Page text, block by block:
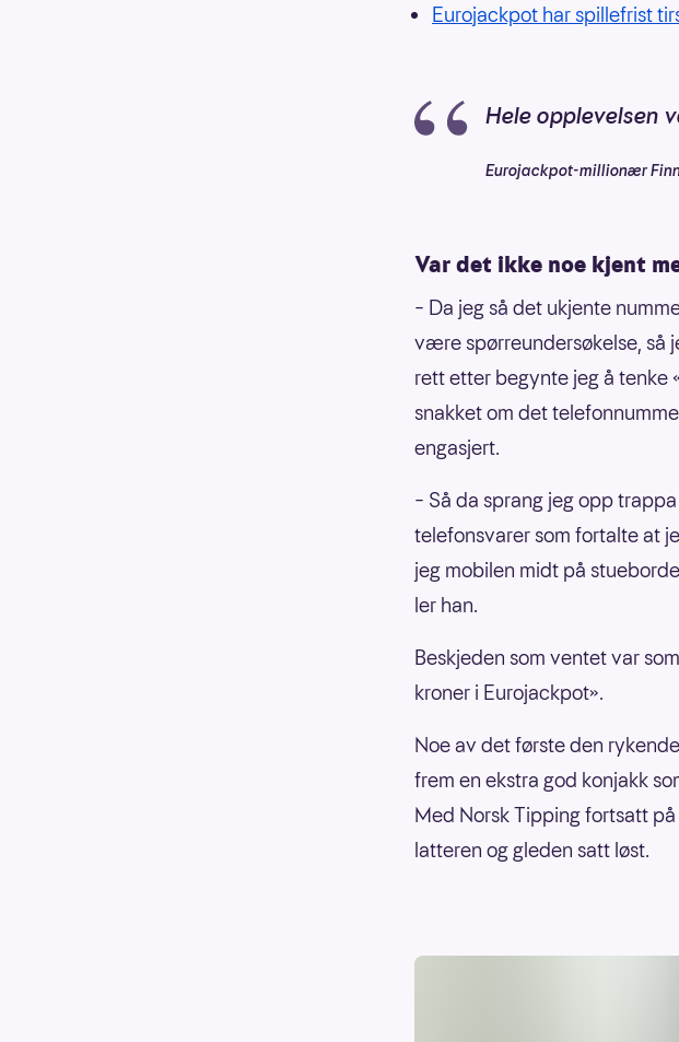
Eurojackpot har spillefrist
Hele opplevelsen
Eurojackpot-millionær
Var det ikke noe kjent
– Da jeg så det ukjente
være spørreundersøkelse, så
rett etter begynte jeg å tenke
snakket om det
engasjert.
– Så da sprang jeg opp
telefonsvarer som fortalte at
jeg mobilen midt på
ler han.
Beskjeden som ventet var
kroner i Eurojackpot».
Noe av det første den
frem en ekstra god konjakk
Med Norsk Tipping fortsatt
latteren og gleden satt løst.